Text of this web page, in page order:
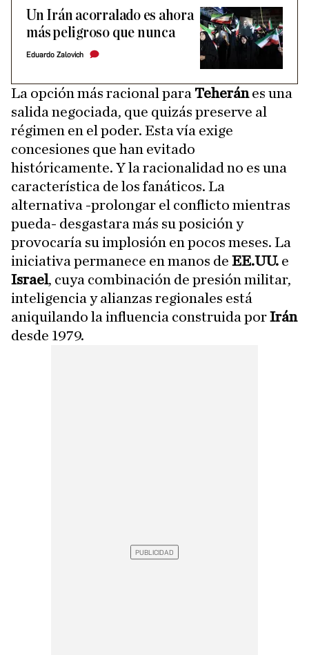
Un Irán acorralado es ahora
más peligroso que nunca
Eduardo Zalovich
La opción más racional para Teheránes una
salida negociada, que quizás preserve al
régimen en el poder. Esta vía exige
concesiones que han evitado
históricamente. Y la racionalidad no es una
característica de los fanáticos. La
alternativa -prolongar el conflicto mientras
pueda- desgastara más su posición y
provocaría su implosión en pocos meses. La
iniciativa permanece en manos de EE.UU. e
Israel, cuya combinación de presión militar,
inteligencia y alianzas regionales está
aniquilando la influencia construida porIrán
desde 1979.